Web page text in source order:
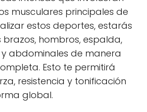
musculares principales de
estos deportes, estarás
hombros, espalda,
abdominales de manera
Esto te permitirá
resistencia y tonificación
global.